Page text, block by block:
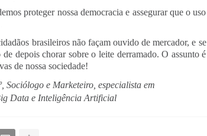
proteger nossa democracia e assegurar que o uso
brasileiros não façam ouvido de mercador, e se
depois chorar sobre o leite derramado. O assunto é
de nossa sociedade!
e Marketeiro, especialista em
Data e Inteligência Artificial